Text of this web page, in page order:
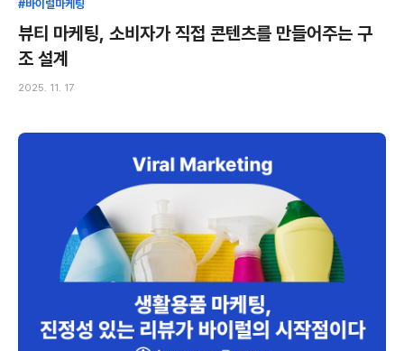
#바이럴마케팅
뷰티 마케팅, 소비자가 직접 콘텐츠를 만들어주는 구
조 설계
2025. 11. 17